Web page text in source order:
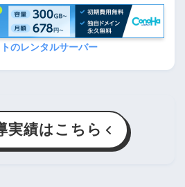
のレンタルサーバー
実績はこちら